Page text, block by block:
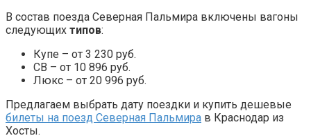
В состав поезда Северная Пальмира включены вагоны
следующих типов:
Купе – от 3 230 руб.
СВ – от 10 896 руб.
Люкс – от 20 996 руб.
Предлагаем выбрать дату поездки и купить дешевые
билеты на поезд Северная Пальмира в Краснодар из
Хосты.